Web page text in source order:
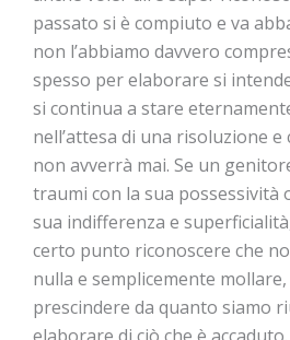
passato si è compiuto e va
non l’abbiamo davvero
spesso per elaborare si
si continua a stare
nell’attesa di una risoluzione
non avverrà mai. Se un
traumi con la sua possessività
sua indifferenza e
certo punto riconoscere che
nulla e semplicemente
prescindere da quanto siamo